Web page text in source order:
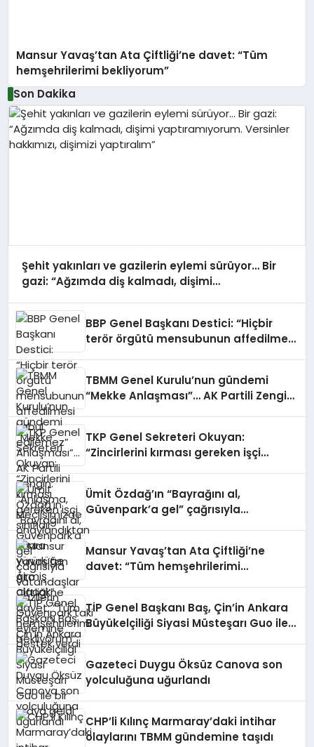
Mansur Yavaş’tan Ata Çiftliği’ne davet: “Tüm
hemşehrilerimi bekliyorum”
Son Dakika
Şehit yakınları ve gazilerin eylemi sürüyor… Bir
gazi: “Ağzımda diş kalmadı, dişimi
yaptıralım”
BBP Genel Başkanı Destici: “Hiçbir
terör örgütü mensubunun affedilmesi
TBMM Genel Kurulu’nun gündemi
“Mekke Anlaşması”… AK Partili Zengin:
olacak”
TKP Genel Sekreteri Okuyan:
“Zincirlerini kırması gereken işçi
Ümit Özdağ’ın “Bayrağını al,
Güvenpark’a gel” çağrısıyla
vatandaşlar gazilerin Güvenpark’taki
Mansur Yavaş’tan Ata Çiftliği’ne
davet: “Tüm hemşehrilerimi
TİP Genel Başkanı Baş, Çin’in Ankara
Büyükelçiliği Siyasi Müsteşarı Guo ile
Gazeteci Duygu Öksüz Canova son
yolculuğuna uğurlandı
CHP’li Kılınç Marmaray’daki intihar
olaylarını TBMM gündemine taşıdı